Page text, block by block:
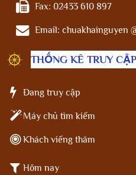
Fax: 02433 610 897
Email: chuakhainguyen
THỐNG KÊ TRUY CẬP
Đang truy cập
Máy chủ tìm kiếm
Khách viếng thăm
Hôm nay